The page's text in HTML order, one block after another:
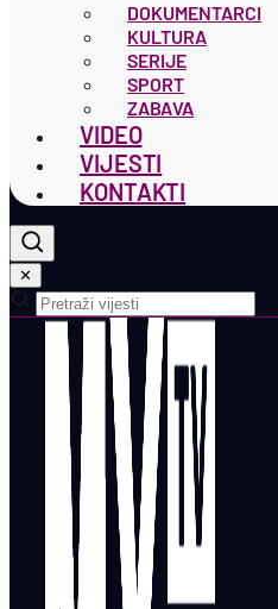
DOKUMENTARCI
KULTURA
SERIJE
SPORT
ZABAVA
VIDEO
VIJESTI
KONTAKTI
✕